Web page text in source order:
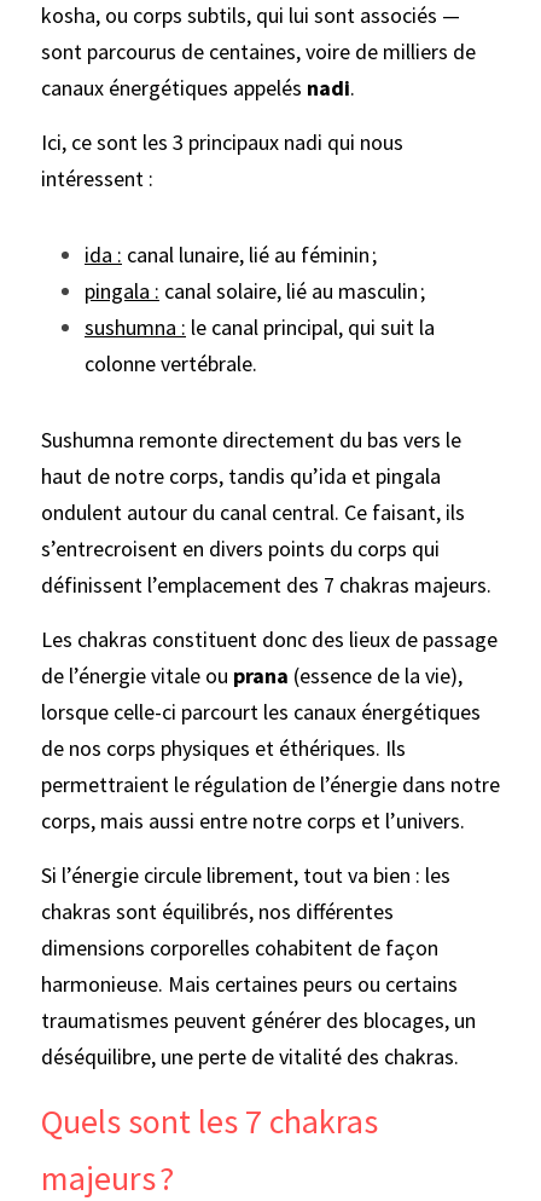
kosha, ou corps subtils, qui lui sont associés —
sont parcourus de centaines, voire de milliers de
canaux énergétiques appelés nadi.
Ici, ce sont les 3 principaux nadi qui nous
intéressent :
ida : canal lunaire, lié au féminin ;
pingala : canal solaire, lié au masculin ;
sushumna : le canal principal, qui suit la
colonne vertébrale.
Sushumna remonte directement du bas vers le
haut de notre corps, tandis qu’ida et pingala
ondulent autour du canal central. Ce faisant, ils
s’entrecroisent en divers points du corps qui
définissent l’emplacement des 7 chakras majeurs.
Les chakras constituent donc des lieux de passage
de l’énergie vitale ou prana (essence de la vie),
lorsque celle-ci parcourt les canaux énergétiques
de nos corps physiques et éthériques. Ils
permettraient le régulation de l’énergie dans notre
corps, mais aussi entre notre corps et l’univers.
Si l’énergie circule librement, tout va bien : les
chakras sont équilibrés, nos différentes
dimensions corporelles cohabitent de façon
harmonieuse. Mais certaines peurs ou certains
traumatismes peuvent générer des blocages, un
déséquilibre, une perte de vitalité des chakras.
Quels sont les 7 chakras
majeurs ?